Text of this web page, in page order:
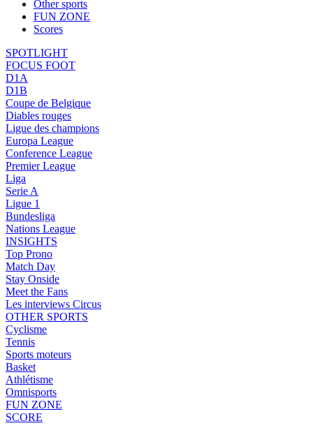
Other sports
FUN ZONE
Scores
SPOTLIGHT
FOCUS FOOT
D1A
D1B
Coupe de Belgique
Diables rouges
Ligue des champions
Europa League
Conference League
Premier League
Liga
Serie A
Ligue 1
Bundesliga
Nations League
INSIGHTS
Top Prono
Match Day
Stay Onside
Meet the Fans
Les interviews Circus
OTHER SPORTS
Cyclisme
Tennis
Sports moteurs
Basket
Athlétisme
Omnisports
FUN ZONE
SCORE